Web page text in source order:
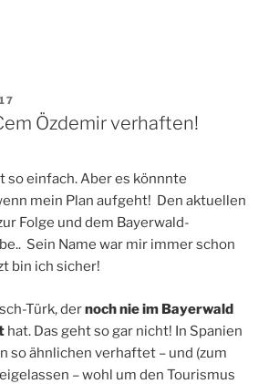
Özdemir verhaften!
so einfach. Aber es könnnte
mein Plan aufgeht! Den aktuellen
Folge und dem Bayerwald-
Sein Name war mir immer schon
bin ich sicher!
Türk, dernoch nie im Bayerwald
hat. Das geht so gar nicht! In Spanien
so ähnlichen verhaftet – und (zum
– wohl um den Tourismus